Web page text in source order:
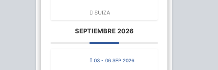
SUIZA
SEPTIEMBRE 2026
03 - 06 SEP 2026